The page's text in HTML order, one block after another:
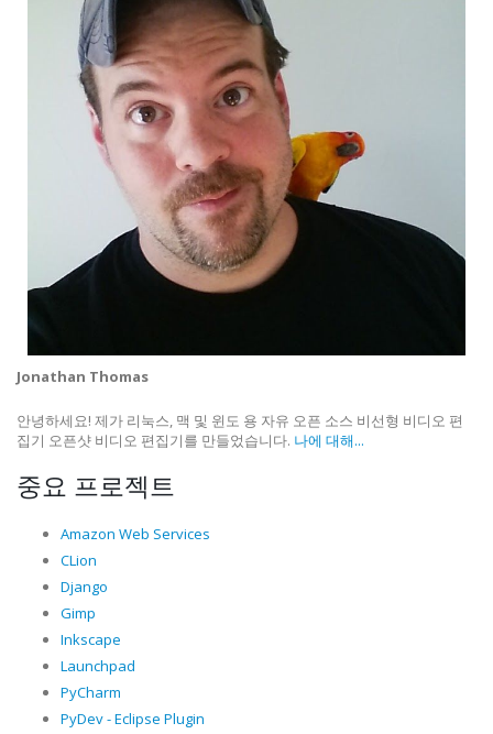
Jonathan Thomas
안녕하세요! 제가 리눅스, 맥 및 윈도 용 자유 오픈 소스 비선형 비디오 편
집기 오픈샷 비디오 편집기를 만들었습니다. 나에 대해...
중요 프로젝트
Amazon Web Services
CLion
Django
Gimp
Inkscape
Launchpad
PyCharm
PyDev - Eclipse Plugin